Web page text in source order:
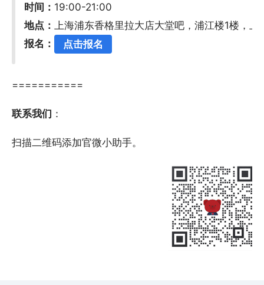
时间： 19:00-21:00
地点：上海浦东香格里拉大店大堂吧，浦江楼1楼，
报名：
点击报名
===========
联系我们 ：
扫描二维码添加官微小助手。